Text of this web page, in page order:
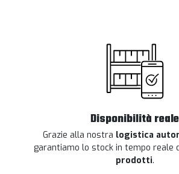
Disponibilità reale
Grazie alla nostra logistica
garantiamo lo stock in tempo reale
prodotti.